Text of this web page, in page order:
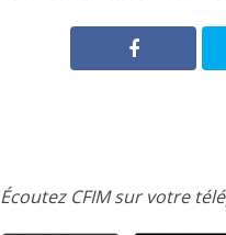
Écoutez CFIM sur votre